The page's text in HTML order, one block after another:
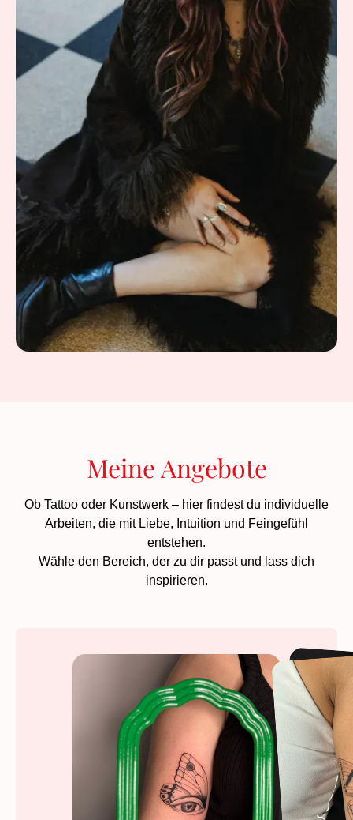
Meine Angebote
Ob Tattoo oder Kunstwerk – hier findest du individuelle
Arbeiten, die mit Liebe, Intuition und Feingefühl
entstehen.
Wähle den Bereich, der zu dir passt und lass dich
inspirieren.